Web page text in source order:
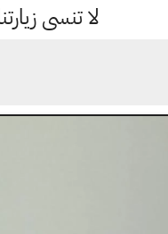
لا تنسى